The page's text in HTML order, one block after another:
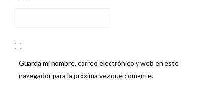
Guarda mi nombre, correo electrónico y web en este
navegador para la próxima vez que comente.